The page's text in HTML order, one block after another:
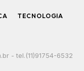
TECNOLOGIA
- tel.(11)91754-6532